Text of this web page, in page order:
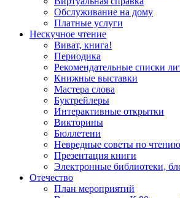
Обслуживание на дому
Платные услуги
Нескучное чтение
Виват, книга!
Периодика
Рекомендательные списки
Книжные выставки
Мастера слова
Буктрейлеры
Интерактивные открытки
Викторины
Бюллетени
Невредные советы по
Презентация книги
Электронные библиотеки,
Отечество
План мероприятий